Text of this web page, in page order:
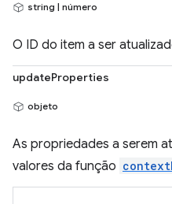
string | número
O ID do item a ser
updateProperties
objeto
As propriedades a serem
valores da função